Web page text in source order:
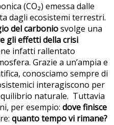
(CO₂) emessa dalle
dagli ecosistemi terrestri.
del carboniosvolge una
gli effetti della crisi
infatti rallentato
Grazie a un’ampia e
conosciamo sempre di
interagiscono per
naturale. Tuttavia
per esempio: dove finisce
quanto tempo vi rimane?